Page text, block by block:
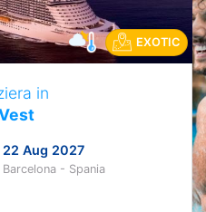
EXOTIC
in
22 Aug 2027
Barcelona - Spania